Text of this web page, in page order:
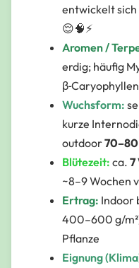
entwickelt sich
😌🧠⚡️
Aromen /
erdig; häufig
Wuchsform:
kurze
outdoor
Blütezeit: ca. 7
~8–9 Wochen
Ertrag: Indoor
400–600 g/
Pflanze
Eignung